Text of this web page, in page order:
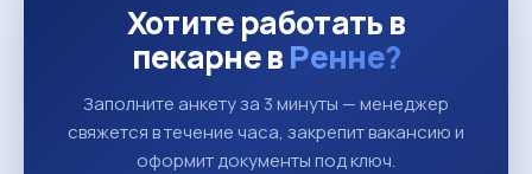
Хотите работать в
пекарне вРенне?
Заполните анкету за 3 минуты — менеджер
свяжется в течение часа, закрепит вакансию и
оформит документы под ключ.